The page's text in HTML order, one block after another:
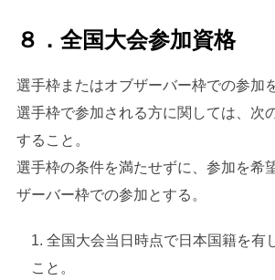
８．全国大会参加資格
選手枠またはオブザーバー枠での参加
選手枠で参加される方に関しては、次
すること。
選手枠の条件を満たせずに、参加を希
ザーバー枠での参加とする。
全国大会当日時点で日本国籍を有
こと。